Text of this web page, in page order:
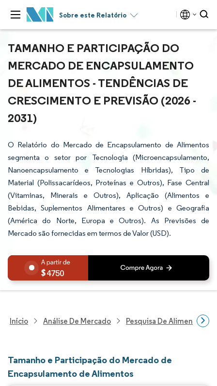
Sobre este Relatório
TAMANHO E PARTICIPAÇÃO DO
MERCADO DE ENCAPSULAMENTO
DE ALIMENTOS - TENDÊNCIAS DE
CRESCIMENTO E PREVISÃO (2026 -
2031)
O Relatório do Mercado de Encapsulamento de Alimentos
segmenta o setor por Tecnologia (Microencapsulamento,
Nanoencapsulamento e Tecnologias Híbridas), Tipo de
Material (Polissacarídeos, Proteínas e Outros), Fase Central
(Vitaminas, Minerais e Outros), Aplicação (Alimentos e
Bebidas, Suplementos Alimentares e Outros) e Geografia
(América do Norte, Europa e Outros). As Previsões de
Mercado são fornecidas em termos de Valor (USD).
4750
Início Análise De Mercado Pesquisa De Alimentos E
Tamanho e Participação do Mercado de
Encapsulamento de Alimentos